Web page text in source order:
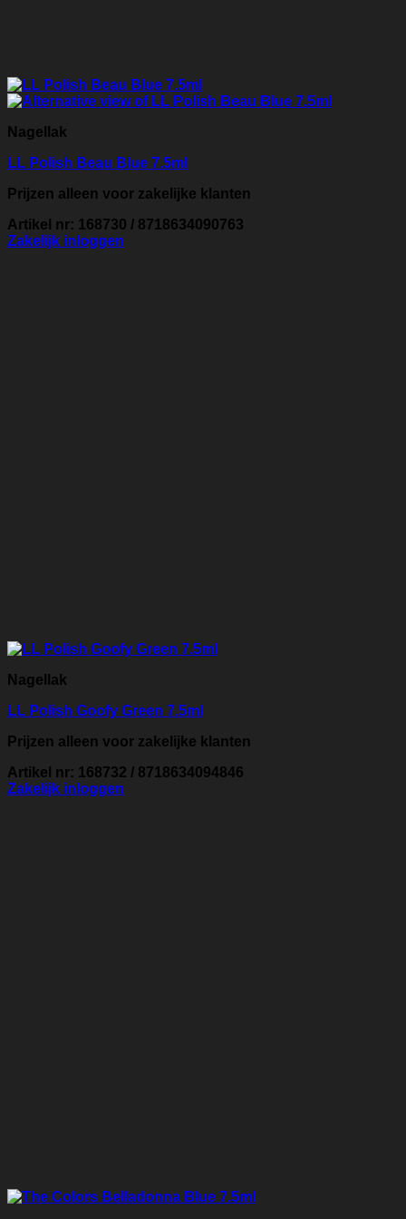
Nagellak
LL Polish Beau Blue 7.5ml
Prijzen alleen voor zakelijke klanten
Artikel nr: 168730 / 8718634090763
Zakelijk inloggen
Nagellak
LL Polish Goofy Green 7.5ml
Prijzen alleen voor zakelijke klanten
Artikel nr: 168732 / 8718634094846
Zakelijk inloggen